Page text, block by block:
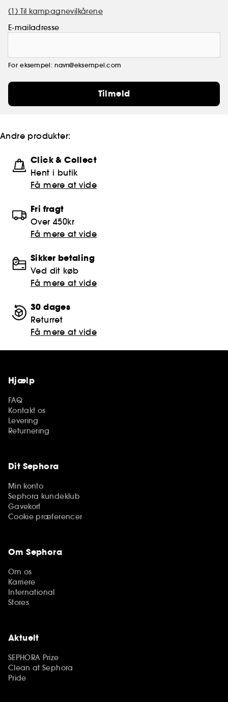
(1) Til kampagnevilkårene
E-mailadresse
For eksempel: navn@eksempel.com
Tilmeld
Andre produkter:
Click & Collect
Hent i butik
Få mere at vide
Fri fragt
Over 450kr
Få mere at vide
Sikker betaling
Ved dit køb
Få mere at vide
30 dages
Returret
Få mere at vide
Hjælp
FAQ
Kontakt os
Levering
Returnering
Dit Sephora
Min konto
Sephora kundeklub
Gavekort
Cookie præferencer
Om Sephora
Om os
Karriere
International
Stores
Aktuelt
SEPHORA Prize
Clean at Sephora
Pride